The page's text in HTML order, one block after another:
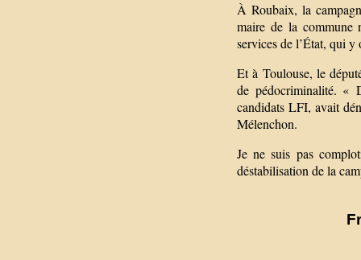
À Roubaix, la
maire de la commune
services de l’État, qui y
Et à Toulouse, le
de pédocriminalité. «
candidats LFI, avait
Mélenchon.
Je ne suis pas
déstabilisation de la